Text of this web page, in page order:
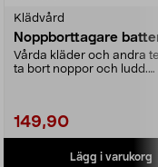
Klädvård
Noppborttagare
Vårda kläder och andra
ta bort noppor och ludd.
149,90
Lägg i varukorg